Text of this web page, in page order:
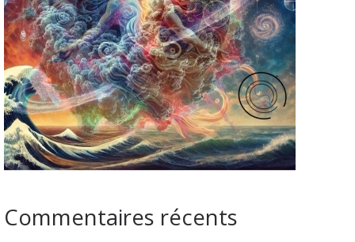
Commentaires récents